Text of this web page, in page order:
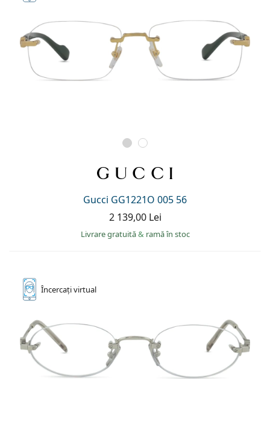
Gucci GG1221O 005 56
2 139,00 Lei
Livrare gratuită& ramă în stoc
Încercațivirtual